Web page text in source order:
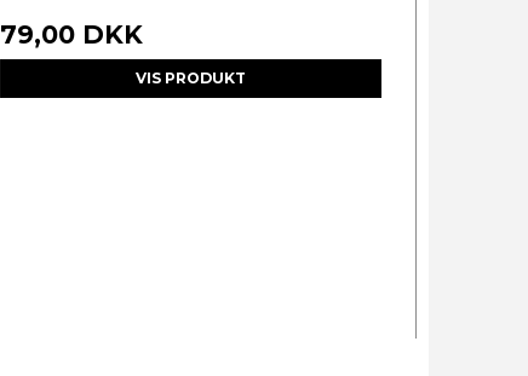
79,00 DKK
VIS PRODUKT